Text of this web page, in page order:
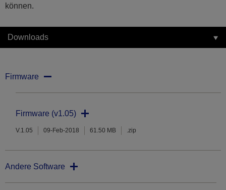
können.
Downloads
Firmware
Firmware (v1.05)
V.1.05 09-Feb-2018 61.50 MB .zip
Andere Software